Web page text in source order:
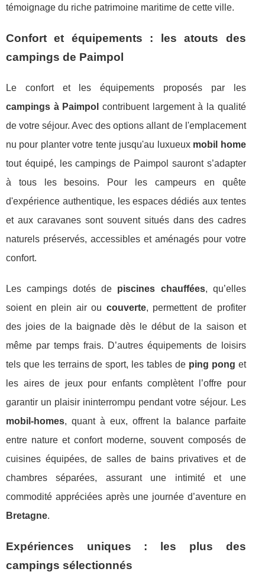
témoignage du riche patrimoine maritime de cette ville.
Confort et équipements : les atouts des
campings de Paimpol
Le confort et les équipements proposés par les
campings à Paimpol contribuent largement à la qualité
de votre séjour. Avec des options allant de l'emplacement
nu pour planter votre tente jusqu'au luxueux mobil home
tout équipé, les campings de Paimpol sauront s’adapter
à tous les besoins. Pour les campeurs en quête
d'expérience authentique, les espaces dédiés aux tentes
et aux caravanes sont souvent situés dans des cadres
naturels préservés, accessibles et aménagés pour votre
confort.
Les campings dotés de piscines chauffées, qu’elles
soient en plein air ou couverte, permettent de profiter
des joies de la baignade dès le début de la saison et
même par temps frais. D’autres équipements de loisirs
tels que les terrains de sport, les tables de ping pong et
les aires de jeux pour enfants complètent l’offre pour
garantir un plaisir ininterrompu pendant votre séjour. Les
mobil-homes, quant à eux, offrent la balance parfaite
entre nature et confort moderne, souvent composés de
cuisines équipées, de salles de bains privatives et de
chambres séparées, assurant une intimité et une
commodité appréciées après une journée d’aventure en
Bretagne.
Expériences uniques : les plus des
campings sélectionnés